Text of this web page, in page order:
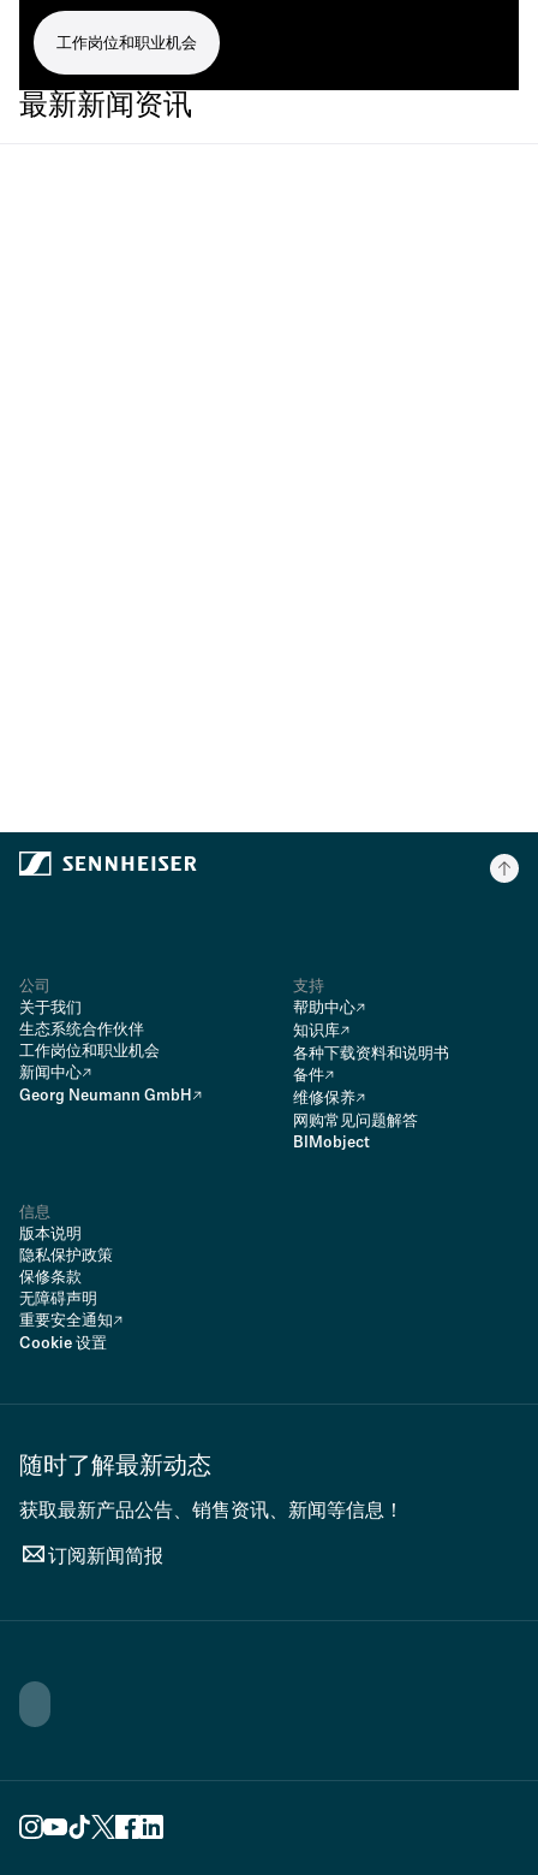
工作岗位和职业机会
最新新闻资讯
公司
关于我们
生态系统合作伙伴
工作岗位和职业机会
新闻中心
Georg Neumann GmbH
支持
帮助中心
知识库
各种下载资料和说明书
备件
维修保养
网购常见问题解答
BIMobject
信息
版本说明
隐私保护政策
保修条款
无障碍声明
重要安全通知
Cookie 设置
随时了解最新动态
获取最新产品公告、销售资讯、新闻等信息！
订阅新闻简报